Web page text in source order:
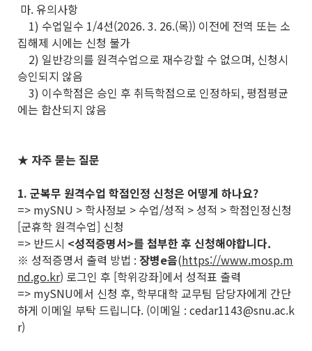
마. 유의사항
1) 수업일수 1/4선(2026. 3. 26.(목)) 이전에 전역 또는 소
집해제 시에는 신청 불가
2) 일반강의를 원격수업으로 재수강할 수 없으며, 신청시
승인되지 않음
3) 이수학점은 승인 후 취득학점으로 인정하되, 평점평균
에는 합산되지 않음
★ 자주 묻는 질문
1. 군복무 원격수업 학점인정 신청은 어떻게 하나요?
=> mySNU > 학사정보 > 수업/성적 > 성적 > 학점인정신청
[군휴학 원격수업] 신청
=> 반드시 <성적증명서>를 첨부한 후 신청해야합니다.
※ 성적증명서 출력 방법 : 장병e음(https://www.mosp.m
nd.go.kr) 로그인 후 [학위강좌]에서 성적표 출력
=> mySNU에서 신청 후, 학부대학 교무팀 담당자에게 간단
하게 이메일 부탁 드립니다. (이메일 : cedar1143@snu.ac.k
r)